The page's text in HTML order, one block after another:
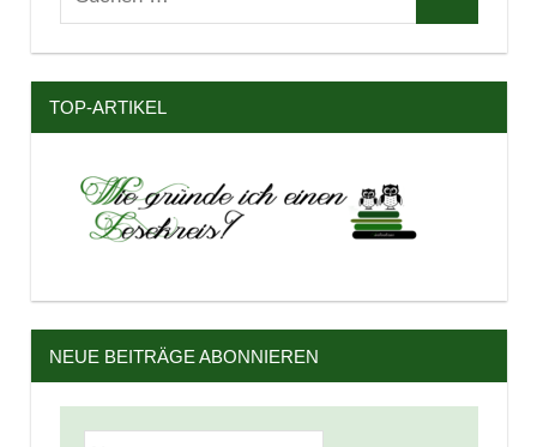
TOP-ARTIKEL
NEUE BEITRÄGE ABONNIEREN